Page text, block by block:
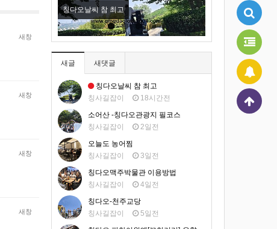
새창
새창
새창
새창
칭다오날씨 참 최고 칭다오맥주박물관
새글 새댓글
칭다오날씨 참 최고
칭사길잡이
18시간전
소어산 -칭다오관광지 필코스
칭사길잡이
2일전
오늘도 농어찜
칭사길잡이
3일전
칭다오맥주박물관 이용방법
칭사길잡이
4일전
칭다오-천주교당
칭사길잡이
5일전